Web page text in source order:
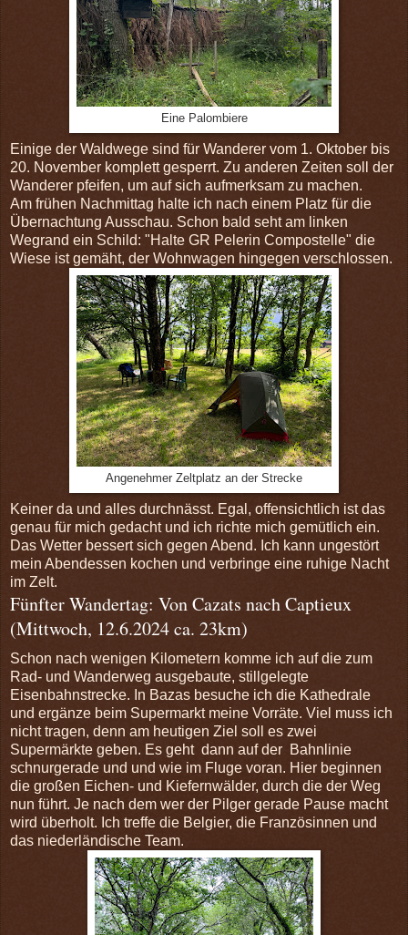
Eine Palombiere
Einige der Waldwege sind für Wanderer vom 1. Oktober bis
20. November komplett gesperrt. Zu anderen Zeiten soll der
Wanderer pfeifen, um auf sich aufmerksam zu machen.
Am frühen Nachmittag halte ich nach einem Platz für die
Übernachtung Ausschau. Schon bald seht am linken
Wegrand ein Schild: "Halte GR Pelerin Compostelle" die
Wiese ist gemäht, der Wohnwagen hingegen verschlossen.
Angenehmer Zeltplatz an der Strecke
Keiner da und alles durchnässt. Egal, offensichtlich ist das
genau für mich gedacht und ich richte mich gemütlich ein.
Das Wetter bessert sich gegen Abend. Ich kann ungestört
mein Abendessen kochen und verbringe eine ruhige Nacht
im Zelt.
Fünfter Wandertag: Von Cazats nach Captieux
(Mittwoch, 12.6.2024 ca. 23km)
Schon nach wenigen Kilometern komme ich auf die zum
Rad- und Wanderweg ausgebaute, stillgelegte
Eisenbahnstrecke. In Bazas besuche ich die Kathedrale
und ergänze beim Supermarkt meine Vorräte. Viel muss ich
nicht tragen, denn am heutigen Ziel soll es zwei
Supermärkte geben. Es geht dann auf der Bahnlinie
schnurgerade und und wie im Fluge voran. Hier beginnen
die großen Eichen- und Kiefernwälder, durch die der Weg
nun führt. Je nach dem wer der Pilger gerade Pause macht
wird überholt. Ich treffe die Belgier, die Französinnen und
das niederländische Team.